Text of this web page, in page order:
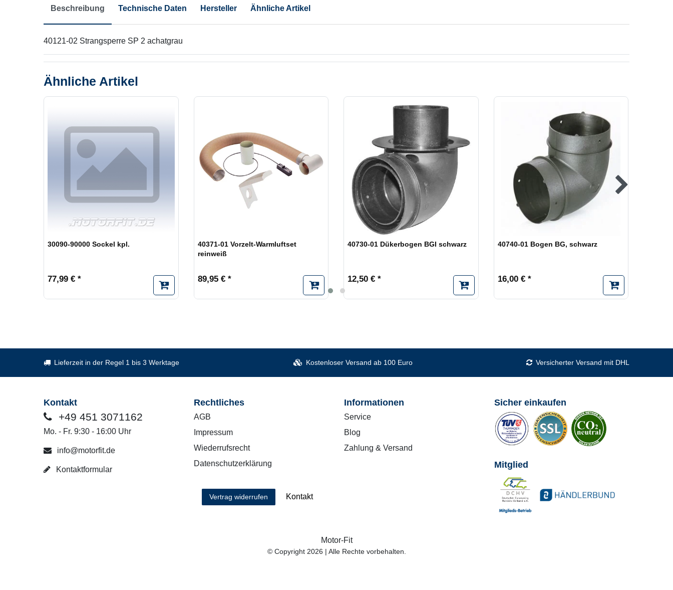
Beschreibung Technische Daten Hersteller Ähnliche Artikel
40121-02 Strangsperre SP 2 achatgrau
Ähnliche Artikel
30090-90000 Sockel kpl.
77,99 € *
40371-01 Vorzelt-Warmluftset
reinweiß
89,95 € *
40730-01 Dükerbogen BGI schwarz
12,50 € *
40740-01 Bogen BG, schwarz
16,00 € *
Lieferzeit in der Regel 1 bis 3 Werktage Kostenloser Versand ab 100 Euro Versicherter Versand mit DHL
Kontakt
+49 451 3071162
Mo. - Fr. 9:30 - 16:00 Uhr
info@motorfit.de
Kontaktformular
Rechtliches
AGB
Impressum
Wiederrufsrecht
Datenschutzerklärung
Vertrag widerrufen Kontakt
Informationen
Service
Blog
Zahlung & Versand
Sicher einkaufen
Mitglied
Motor-Fit
© Copyright 2026 | Alle Rechte vorbehalten.